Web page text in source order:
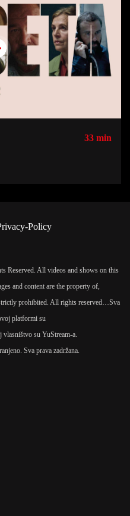
33 min
Policy
Reserved. All videos and shows on this
and content are the property of,
prohibited. All rights reserved… Sva
platformi su
vlasništvo su YuStream-a.
Sva prava zadržana.